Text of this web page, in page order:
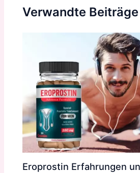
Verwandte Beiträge
Eroprostin Erfahrungen